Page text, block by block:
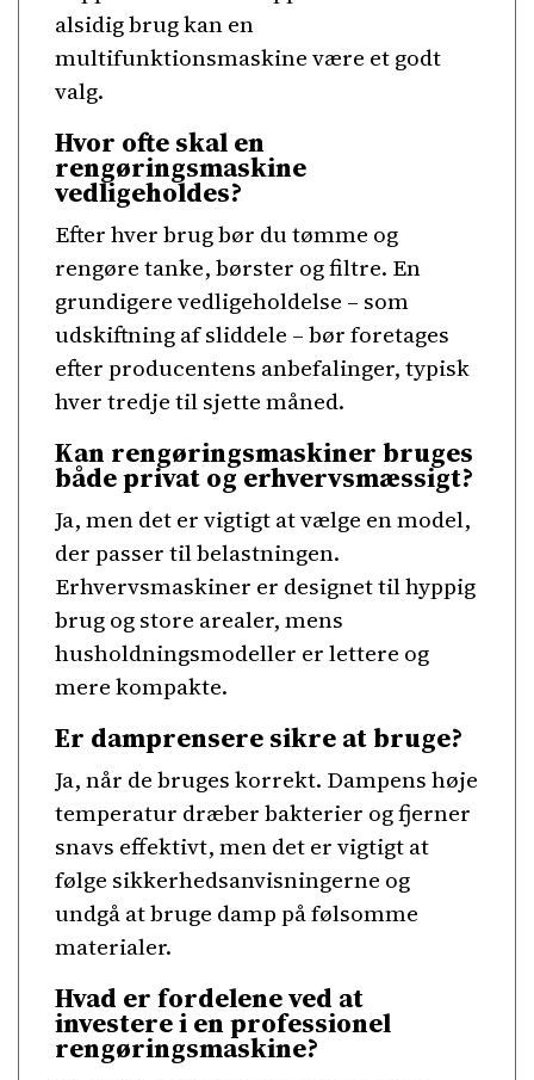
alsidig brug kan en
multifunktionsmaskine være et godt
valg.
Hvor ofte skal en
rengøringsmaskine
vedligeholdes?
Efter hver brug bør du tømme og
rengøre tanke, børster og filtre. En
grundigere vedligeholdelse – som
udskiftning af sliddele – bør foretages
efter producentens anbefalinger, typisk
hver tredje til sjette måned.
Kan rengøringsmaskiner bruges
både privat og erhvervsmæssigt?
Ja, men det er vigtigt at vælge en model,
der passer til belastningen.
Erhvervsmaskiner er designet til hyppig
brug og store arealer, mens
husholdningsmodeller er lettere og
mere kompakte.
Er damprensere sikre at bruge?
Ja, når de bruges korrekt. Dampens høje
temperatur dræber bakterier og fjerner
snavs effektivt, men det er vigtigt at
følge sikkerhedsanvisningerne og
undgå at bruge damp på følsomme
materialer.
Hvad er fordelene ved at
investere i en professionel
rengøringsmaskine?